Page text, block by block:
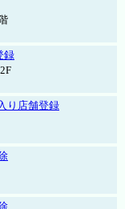
録
り店舗登録